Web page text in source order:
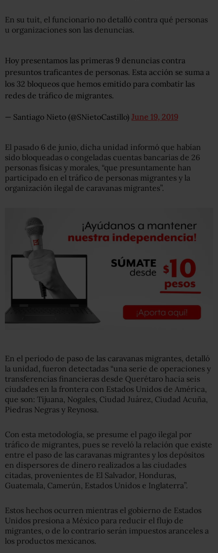
En su tuit, el funcionario no detalló contra qué personas
u organizaciones son las denuncias.
Hoy presentamos las primeras 9 denuncias contra
presuntos traficantes de personas. Esta acción se suma a
los 32 bloqueos que hemos emitido para combatir las
redes de tráfico de migrantes.
— Santiago Nieto (@SNietoCastillo) June 19, 2019
El pasado 6 de junio, dicha unidad informó que habían
sido bloqueadas o congeladas cuentas bancarias de 26
personas físicas y morales, “que presuntamente han
participado en el tráfico de personas migrantes y la
organización ilegal de caravanas migrantes”.
En el periodo de paso de las caravanas migrantes, detalló
la unidad, fueron detectadas “una serie de operaciones y
transferencias financieras desde Querétaro hacia seis
ciudades en la frontera con Estados Unidos de América,
que son: Tijuana, Nogales, Ciudad Juárez, Ciudad Acuña,
Piedras Negras y Reynosa.
Con esta metodología, se presume el pago ilegal por
tráfico de migrantes, pues se reveló la relación que existe
entre el paso de las caravanas migrantes y los depósitos
en dispersores de dinero realizados a las ciudades
citadas, provenientes de El Salvador, Honduras,
Guatemala, Camerún, Estados Unidos e Inglaterra”.
Estos hechos ocurren mientras el gobierno de Estados
Unidos presiona a México para reducir el flujo de
migrantes, o de lo contrario serán impuestos aranceles a
los productos mexicanos.